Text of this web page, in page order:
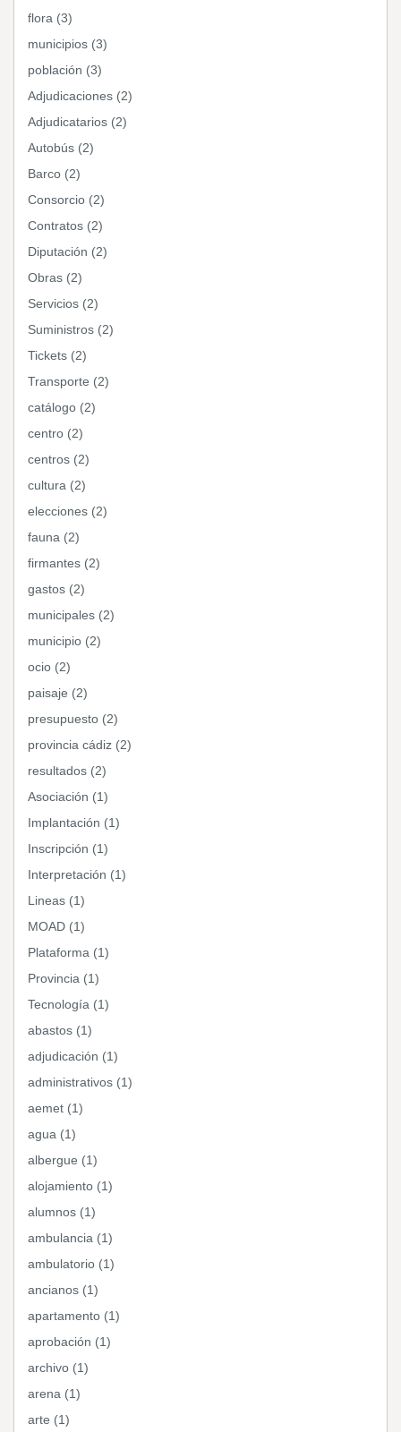
flora (3)
municipios (3)
población (3)
Adjudicaciones (2)
Adjudicatarios (2)
Autobús (2)
Barco (2)
Consorcio (2)
Contratos (2)
Diputación (2)
Obras (2)
Servicios (2)
Suministros (2)
Tickets (2)
Transporte (2)
catálogo (2)
centro (2)
centros (2)
cultura (2)
elecciones (2)
fauna (2)
firmantes (2)
gastos (2)
municipales (2)
municipio (2)
ocio (2)
paisaje (2)
presupuesto (2)
provincia cádiz (2)
resultados (2)
Asociación (1)
Implantación (1)
Inscripción (1)
Interpretación (1)
Lineas (1)
MOAD (1)
Plataforma (1)
Provincia (1)
Tecnología (1)
abastos (1)
adjudicación (1)
administrativos (1)
aemet (1)
agua (1)
albergue (1)
alojamiento (1)
alumnos (1)
ambulancia (1)
ambulatorio (1)
ancianos (1)
apartamento (1)
aprobación (1)
archivo (1)
arena (1)
arte (1)